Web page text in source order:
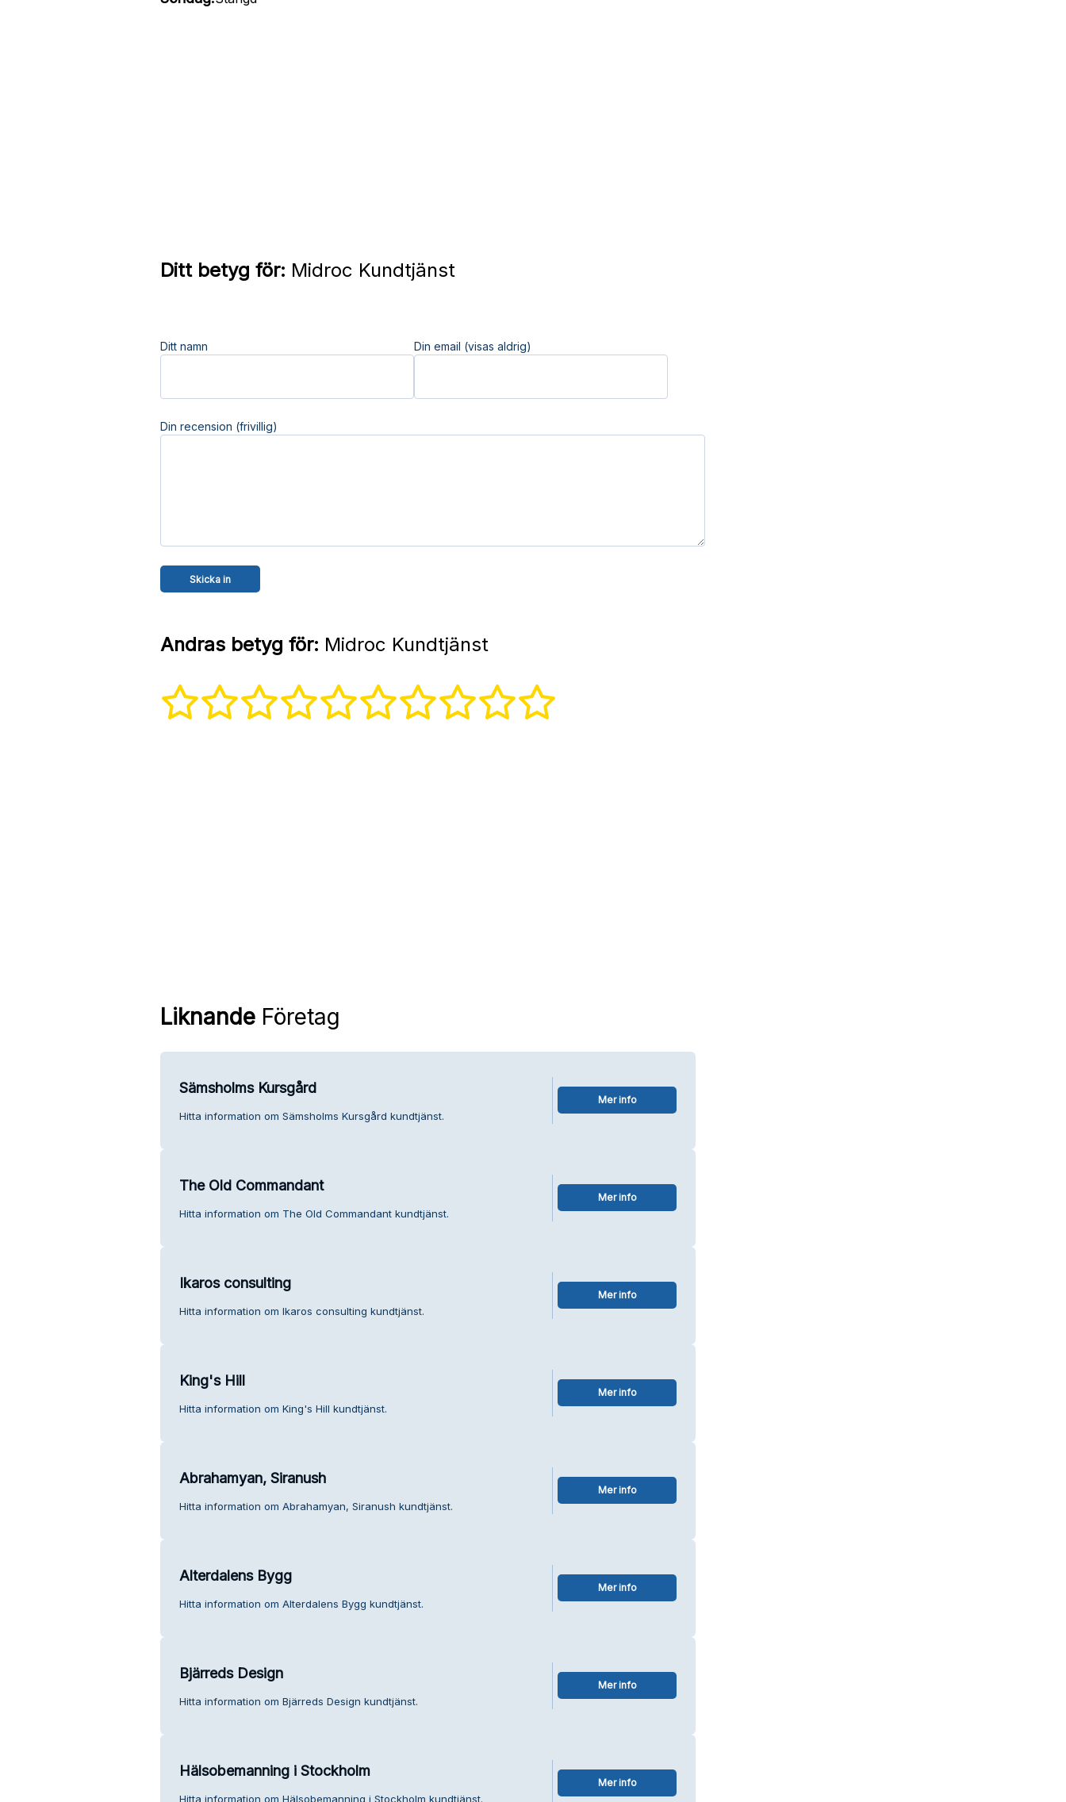
Ditt betyg för: Midroc Kundtjänst
Ditt namn Din email (visas aldrig)
Din recension (frivillig)
Andras betyg för: Midroc Kundtjänst
LiknandeFöretag
Sämsholms Kursgård
Hitta information om Sämsholms Kursgård kundtjänst.
Mer info
The Old Commandant
Hitta information om The Old Commandant kundtjänst.
Mer info
Ikaros consulting
Hitta information om Ikaros consulting kundtjänst.
Mer info
King's Hill
Hitta information om King's Hill kundtjänst.
Mer info
Abrahamyan, Siranush
Hitta information om Abrahamyan, Siranush kundtjänst.
Mer info
Alterdalens Bygg
Hitta information om Alterdalens Bygg kundtjänst.
Mer info
Bjärreds Design
Hitta information om Bjärreds Design kundtjänst.
Mer info
Hälsobemanning i Stockholm
Hitta information om Hälsobemanning i Stockholm kundtjänst.
Mer info